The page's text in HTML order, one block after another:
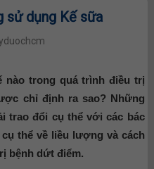
sử dụng Kế sữa
nào trong quá trình điều trị
chỉ định ra sao? Những
trao đổi cụ thể với các bác
thể về liều lượng và cách
bệnh dứt điểm.